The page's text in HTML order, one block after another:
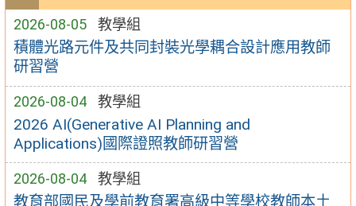
2026-08-05 教學組
積體光路元件及共同封裝光學耦合設計應用教師
研習營
2026-08-04 教學組
2026 AI(Generative AI Planning and
Applications)國際證照教師研習營
2026-08-04 教學組
教育部國民及學前教育署高級中等學校教師本土